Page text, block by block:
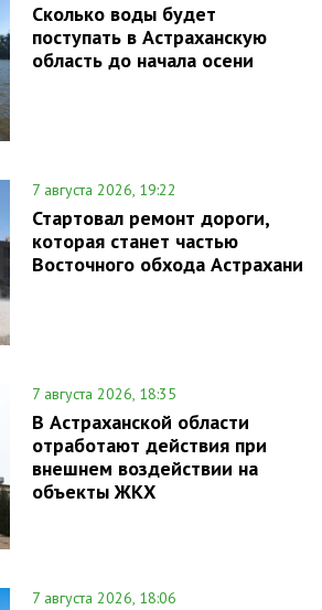
Сколько воды будет
поступать в Астраханскую
область до начала осени
7 августа 2026, 19:22
Стартовал ремонт дороги,
которая станет частью
Восточного обхода Астрахани
7 августа 2026, 18:35
В Астраханской области
отработают действия при
внешнем воздействии на
объекты ЖКХ
7 августа 2026, 18:06